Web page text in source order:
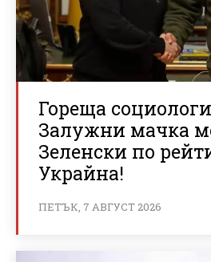
Гореща
Залужни мачка
Зеленски по
Украйна!
ПЕТЪК, 7 АВГУСТ 2026